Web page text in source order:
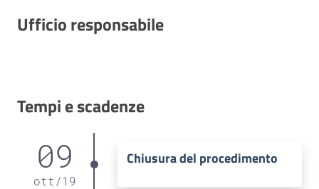
Ufficio responsabile
Tempi e scadenze
09
ott /19
Chiusura del procedimento